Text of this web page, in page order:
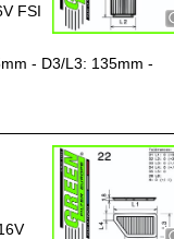
FSI
- D3/L3: 135mm -